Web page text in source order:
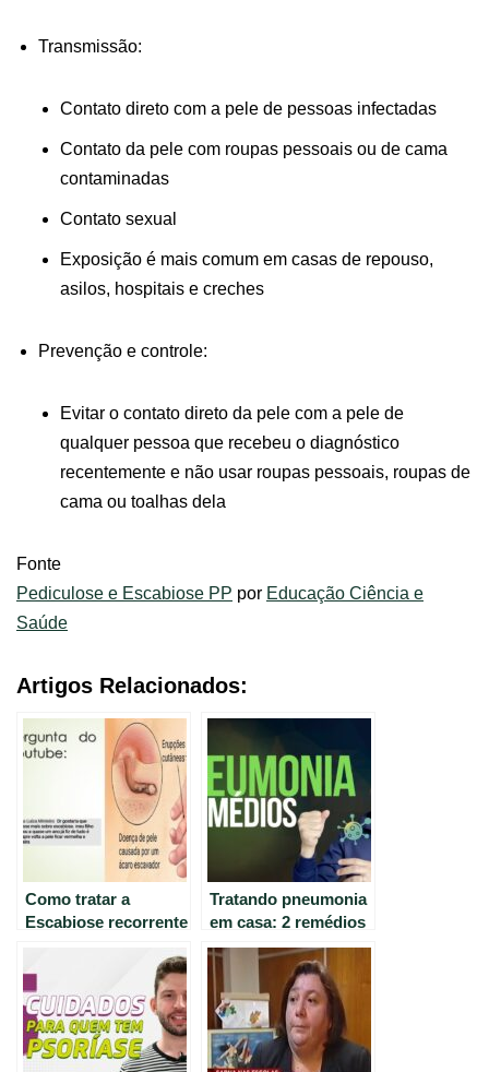
Transmissão:
Contato direto com a pele de pessoas infectadas
Contato da pele com roupas pessoais ou de cama
contaminadas
Contato sexual
Exposição é mais comum em casas de repouso,
asilos, hospitais e creches
Prevenção e controle:
Evitar o contato direto da pele com a pele de
qualquer pessoa que recebeu o diagnóstico
recentemente e não usar roupas pessoais, roupas de
cama ou toalhas dela
Fonte
Pediculose e Escabiose PP por Educação Ciência e
Saúde
Artigos Relacionados:
Como tratar a
Escabiose recorrente
Tratando pneumonia
em casa: 2 remédios
eficazes para tosse e
falta de ar. Atenção:
não use sem
orientação médica.